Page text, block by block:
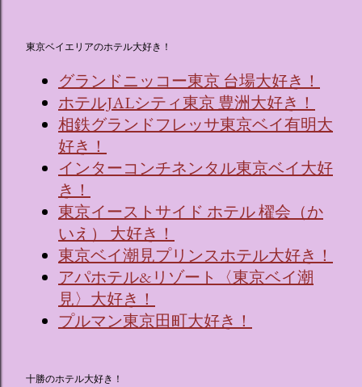
東京ベイエリアのホテル大好き！
グランドニッコー東京 台場大好き！
ホテルJALシティ東京 豊洲大好き！
相鉄グランドフレッサ東京ベイ有明大
好き！
インターコンチネンタル東京ベイ大好
き！
東京イーストサイド ホテル 櫂会（か
いえ） 大好き！
東京ベイ潮見プリンスホテル大好き！
アパホテル&リゾート〈東京ベイ潮
見〉大好き！
プルマン東京田町大好き！
十勝のホテル大好き！